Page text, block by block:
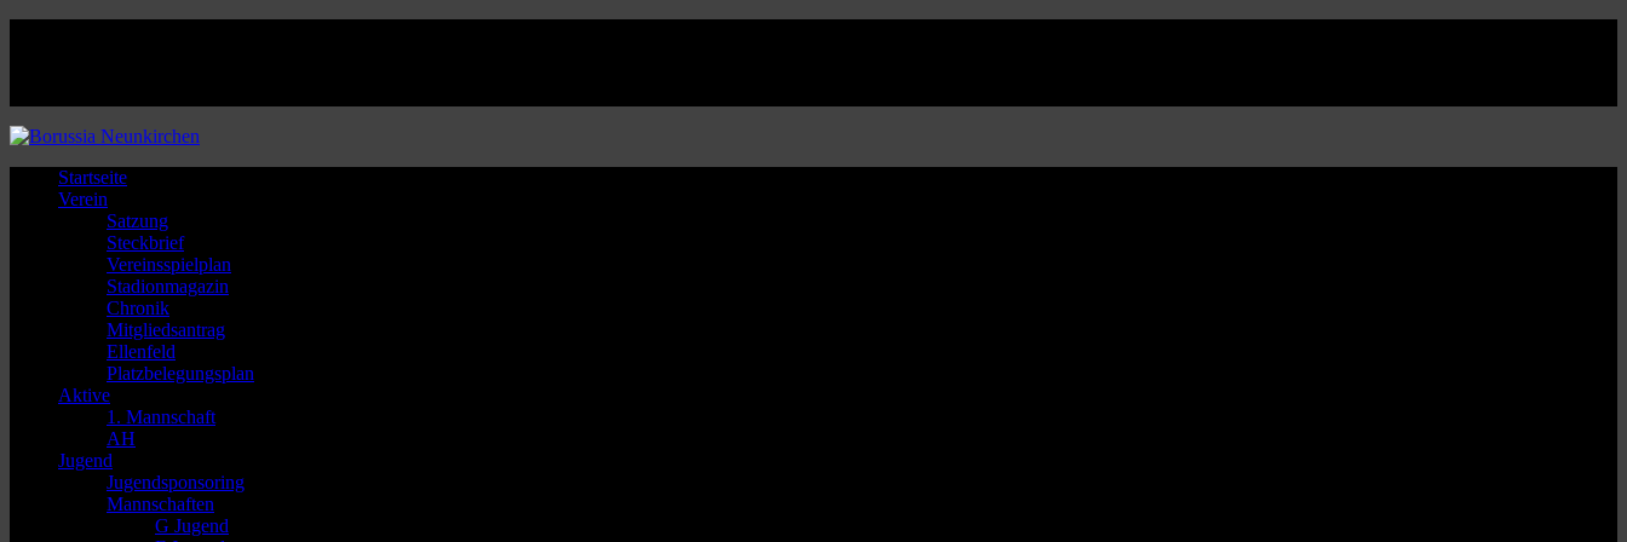
Startseite
Verein
Satzung
Steckbrief
Vereinsspielplan
Stadionmagazin
Chronik
Mitgliedsantrag
Ellenfeld
Platzbelegungsplan
Aktive
1. Mannschaft
AH
Jugend
Jugendsponsoring
Mannschaften
G Jugend